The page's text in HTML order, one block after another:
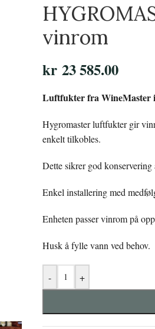
vinrom
kr23 585.00
Luftfukter fra WineMaster
Hygromaster luftfukter gir
enkelt tilkobles.
Dette sikrer god
Enkel installering med
Enheten passer vinrom på
Husk å fylle vann ved behov.
- +